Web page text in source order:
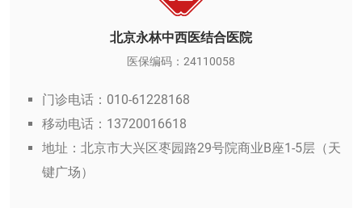
北京永林中西医结合医院
医保编码：24110058
门诊电话：010-61228168
移动电话：13720016618
地址：北京市大兴区枣园路29号院商业B座1-5层（天
键广场）